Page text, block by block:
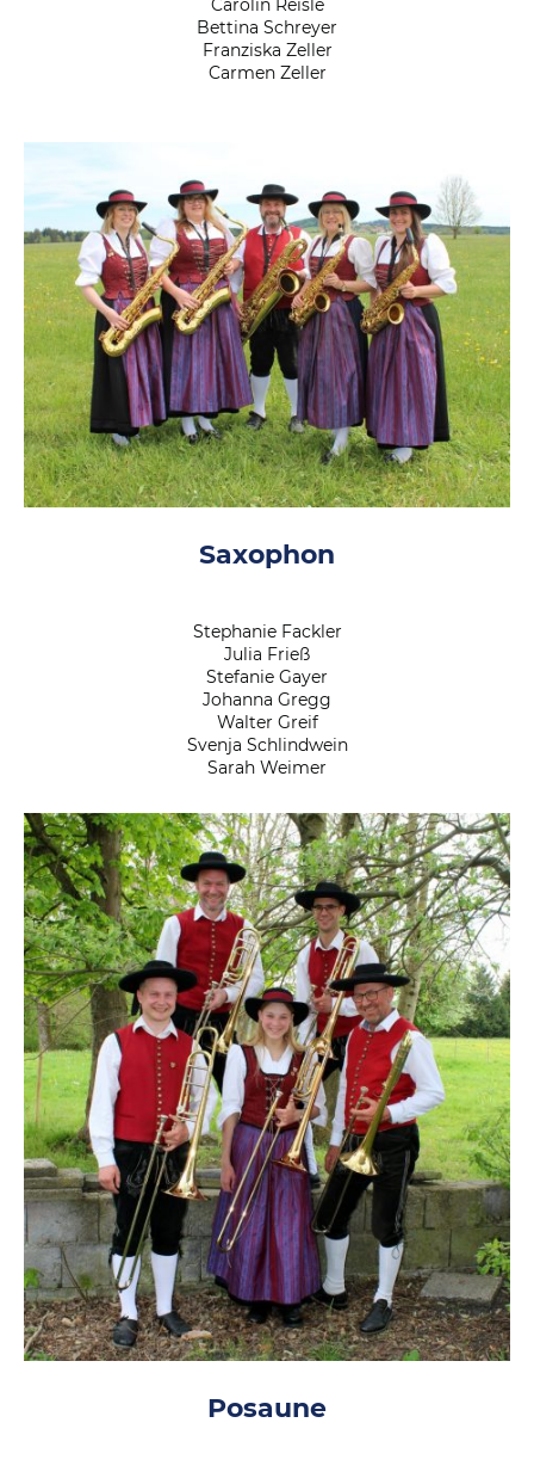
Carolin Reisle
Bettina Schreyer
Franziska Zeller
Carmen Zeller
Saxophon
Stephanie Fackler
Julia Frieß
Stefanie Gayer
Johanna Gregg
Walter Greif
Svenja Schlindwein
Sarah Weimer
Posaune